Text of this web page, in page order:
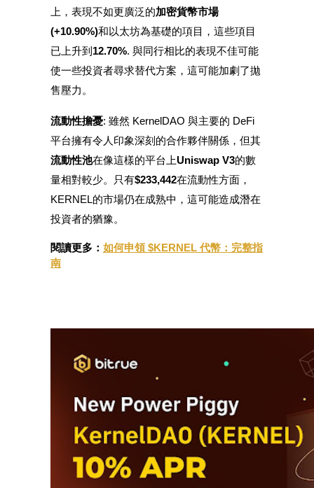
學習理財
了解如何賺取穩定收入
Bitrue AI
Bitrue渠道合伙人
最高達65%佣金！
上，表現不如更廣泛的加密貨幣市場
(+10.90%)和以太坊為基礎的項目，這些項目
已上升到 12.70%. 與同行相比的表現不佳可能
使一些投資者尋求替代方案，這可能加劇了拋
售壓力。
流動性擔憂: 雖然 KernelDAO 與主要的 DeFi
平台擁有令人印象深刻的合作夥伴關係，但其
流動性池在像這樣的平台上Uniswap V3的數
量相對較少。只有$233,442在流動性方面，
KERNEL的市場仍在成熟中，這可能造成潛在
投資者的猶豫。
閱讀更多： 如何申領 $KERNEL 代幣：完整指
南